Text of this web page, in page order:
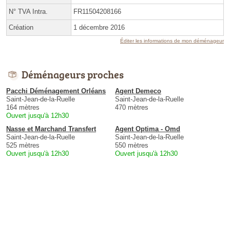
N° TVA Intra. FR11504208166
Création 1 décembre 2016
Éditer les informations de mon déménageur
Déménageurs proches
Pacchi Déménagement Orléans
Saint-Jean-de-la-Ruelle
164 mètres
Ouvert jusqu'à 12h30
Agent Demeco
Saint-Jean-de-la-Ruelle
470 mètres
Nasse et Marchand Transfert
Saint-Jean-de-la-Ruelle
525 mètres
Ouvert jusqu'à 12h30
Agent Optima - Omd
Saint-Jean-de-la-Ruelle
550 mètres
Ouvert jusqu'à 12h30